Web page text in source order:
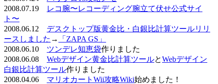
2008.07.19
レコ腕〜レコーディング腕立て伏せ公式サイ
ト〜
2008.06.12 デスクトップ版黄金比・白銀比計算ツールリリ
ースしました →
「ZAPA GS」
2008.06.10 ツンデレ知恵袋作りました
2008.06.08 Webデザイン黄金比計算ツールとWebデザイン
白銀比計算ツール作りました
2008.04.06 マリオカートWii攻略Wiki始めました！